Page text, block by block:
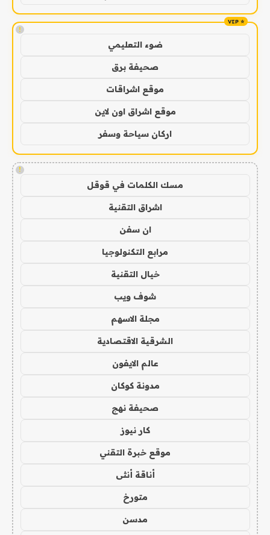
!
ضوء التعليمي
صحيفة برق
موقع اشراقات
موقع اشراق اون لاين
اركان سياحة وسفر
!
مسك الكلمات في قوقل
اشراق التقنية
ان سفن
مرابع التكنولوجيا
خيال التقنية
شوف ويب
مجلة الاسهم
الشرقية الاقتصادية
عالم الايفون
مدونة كوكان
صحيفة نهج
كار نيوز
موقع خبرة التقني
أناقة أنثى
متورخ
مدسن